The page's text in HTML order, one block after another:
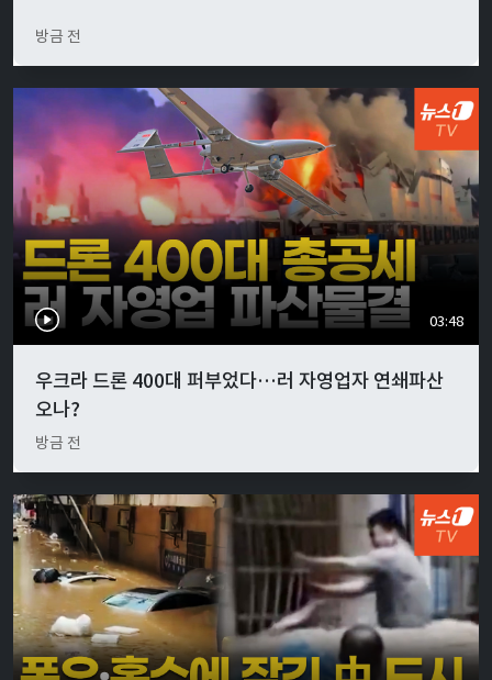
방금 전
03:48
우크라 드론 400대 퍼부었다…러 자영업자 연쇄파산
오나?
방금 전